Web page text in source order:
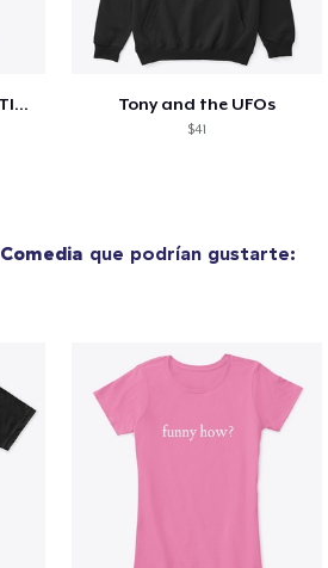
Current Mood: EXISTENTIAL CRISIS Tony and the UFOs
$41
Comedia que podrían gustarte: